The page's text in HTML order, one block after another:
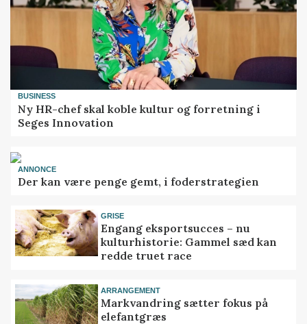
BUSINESS
Ny HR-chef skal koble kultur og forretning i
Seges Innovation
ANNONCE
Der kan være penge gemt, i foderstrategien
GRISE
Engang eksportsucces – nu
kulturhistorie: Gammel sæd kan
redde truet race
ARRANGEMENT
Markvandring sætter fokus på
elefantgræs